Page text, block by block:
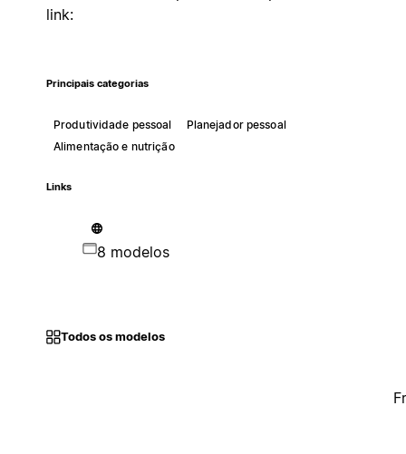
link:
Principais categorias
Produtividade pessoal
Planejador pessoal
Alimentação e nutrição
Links
8 modelos
Todos os modelos